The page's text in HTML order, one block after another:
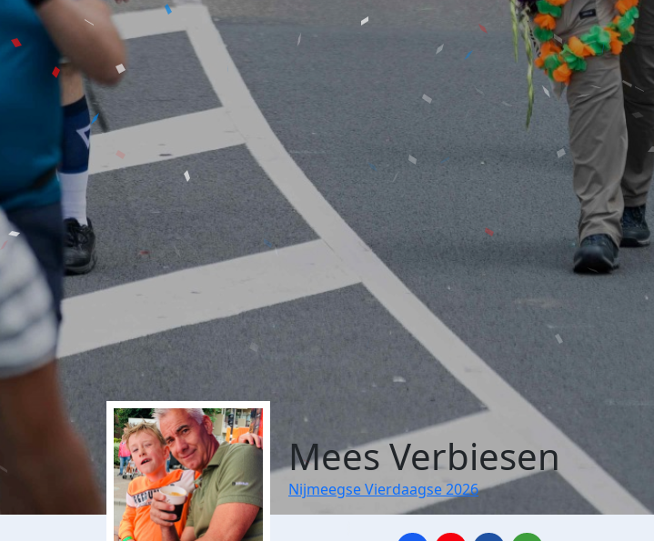
Mees Verbiesen
Nijmeegse Vierdaagse 2026